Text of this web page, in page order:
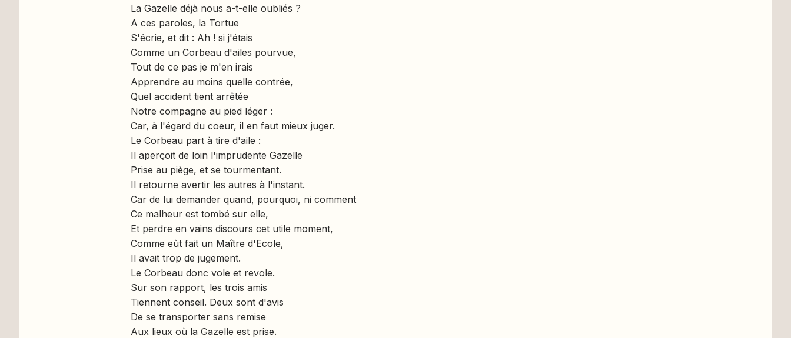
La Gazelle déjà nous a-t-elle oubliés ?
A ces paroles, la Tortue
S'écrie, et dit : Ah ! si j'étais
Comme un Corbeau d'ailes pourvue,
Tout de ce pas je m'en irais
Apprendre au moins quelle contrée,
Quel accident tient arrêtée
Notre compagne au pied léger :
Car, à l'égard du coeur, il en faut mieux juger.
Le Corbeau part à tire d'aile :
Il aperçoit de loin l'imprudente Gazelle
Prise au piège, et se tourmentant.
Il retourne avertir les autres à l'instant.
Car de lui demander quand, pourquoi, ni comment
Ce malheur est tombé sur elle,
Et perdre en vains discours cet utile moment,
Comme eùt fait un Maître d'Ecole,
Il avait trop de jugement.
Le Corbeau donc vole et revole.
Sur son rapport, les trois amis
Tiennent conseil. Deux sont d'avis
De se transporter sans remise
Aux lieux où la Gazelle est prise.